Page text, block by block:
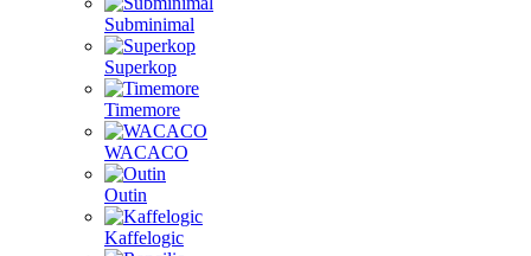
Subminimal
Superkop
Timemore
WACACO
Outin
Kaffelogic